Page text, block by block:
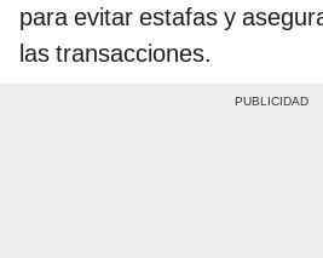
para evitar estafas y
las transacciones.